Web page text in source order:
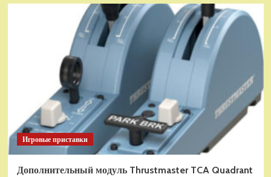
Игровые приставки
Дополнительный модуль Thrustmaster TCA Quadrant